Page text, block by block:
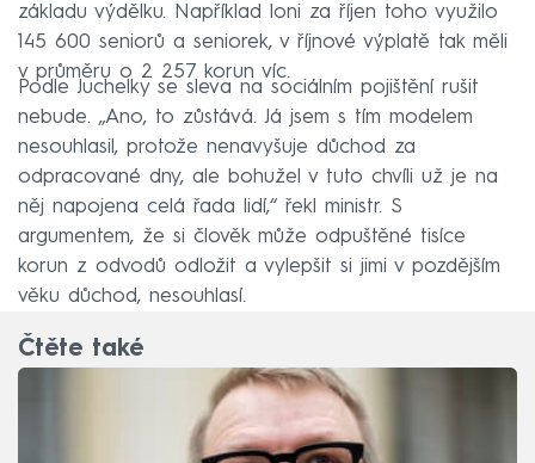
základu výdělku. Například loni za říjen toho využilo
145 600 seniorů a seniorek, v říjnové výplatě tak měli
v průměru o 2 257 korun víc.
Podle Juchelky se sleva na sociálním pojištění rušit
nebude. „Ano, to zůstává. Já jsem s tím modelem
nesouhlasil, protože nenavyšuje důchod za
odpracované dny, ale bohužel v tuto chvíli už je na
něj napojena celá řada lidí,“ řekl ministr. S
argumentem, že si člověk může odpuštěné tisíce
korun z odvodů odložit a vylepšit si jimi v pozdějším
věku důchod, nesouhlasí.
Čtěte také